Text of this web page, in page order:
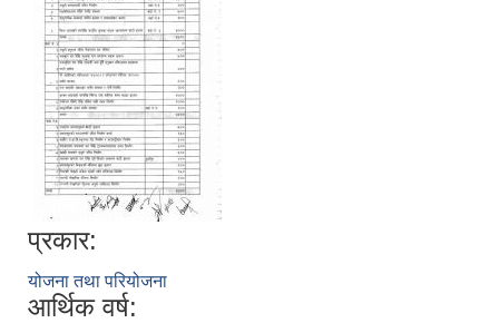
प्रकार:
योजना तथा परियोजना
आर्थिक वर्ष: